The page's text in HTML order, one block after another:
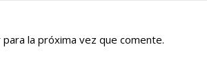
la próxima vez que comente.